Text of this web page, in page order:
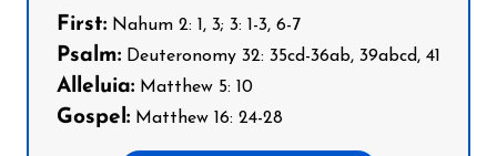
First: Nahum 2: 1, 3; 3: 1-3, 6-7
Psalm: Deuteronomy 32: 35cd-36ab, 39abcd, 41
Alleluia: Matthew 5: 10
Gospel: Matthew 16: 24-28